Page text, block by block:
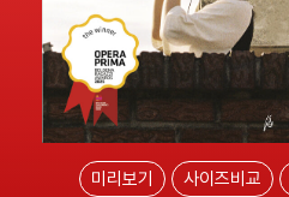
미리보기 사이즈비교